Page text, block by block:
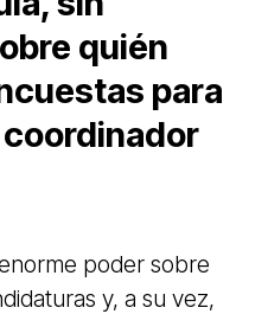
quién
para
poder sobre
y, a su vez,